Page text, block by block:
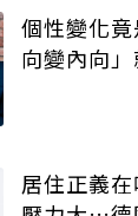
個性變化
向變內向
居住正義